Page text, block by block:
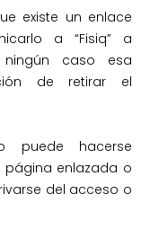
existe un enlace
a “Fisiq” a
ningún caso esa
de retirar el
puede hacerse
página enlazada o
del acceso o